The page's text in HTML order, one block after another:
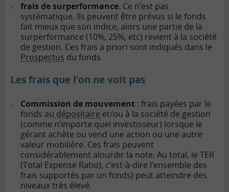
frais de surperformance. Ce n’est pas
systématique. Ils peuvent être prévus si le fonds
fait mieux que son indice, alors une partie de la
surperformance (10%, 25%, etc) revient à la société
de gestion. Ces frais a priori sont indiqués dans le
Prospectus du fonds
Les frais que l’on ne voit pas
Commission de mouvement : frais payées par le
fonds au dépositaire et/ou à la société de gestion
(comme n’importe quel investisseur) lorsque le
gérant achète ou vend une action ou une autre
valeur mobilière. Ces frais peuvent
considérablement alourdir la note. Au total, le TER
(Total Expense Ratio), c’est-à-dire l’ensemble des
frais supportés par un fonds) peut atteindre des
niveaux très élevé.